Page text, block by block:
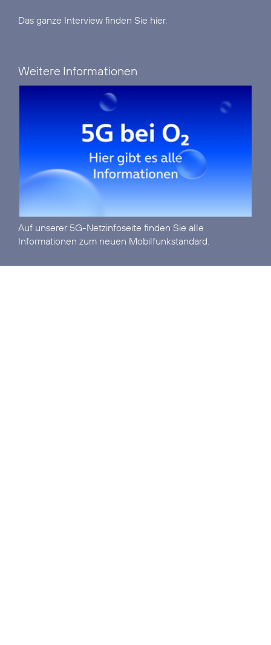
Das ganze Interview finden Sie hier.
Weitere Informationen
Auf unserer 5G-Netzinfoseite finden Sie alle
Informationen zum neuen Mobilfunkstandard.